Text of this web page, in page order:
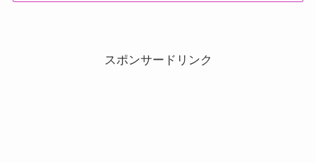
スポンサードリンク